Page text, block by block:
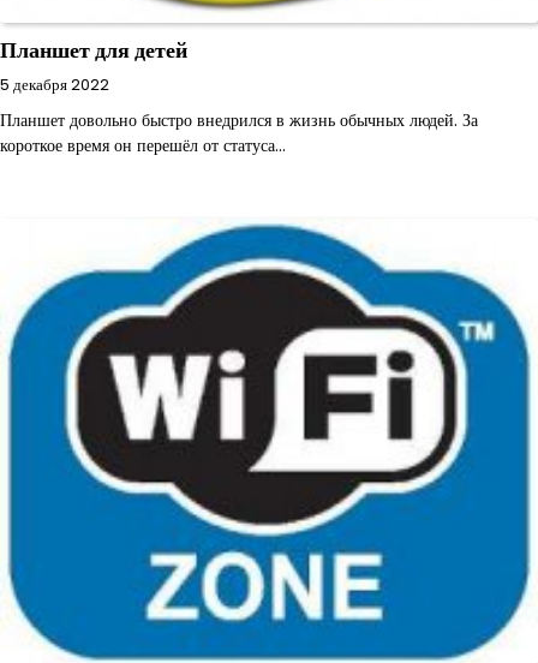
Планшет для детей
5 декабря 2022
Планшет довольно быстро внедрился в жизнь обычных людей. За
короткое время он перешёл от статуса…